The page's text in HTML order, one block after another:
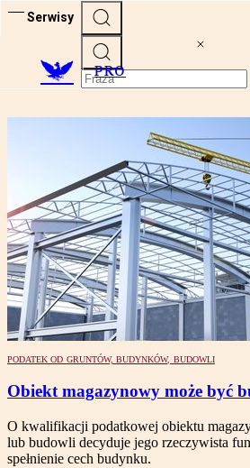
Serwisy
PRO
PODATEK OD GRUNTÓW, BUDYNKÓW, BUDOWLI
Obiekt magazynowy może być
O kwalifikacji podatkowej obiektu
lub budowli decyduje jego rzeczywista
spełnienie cech budynku.